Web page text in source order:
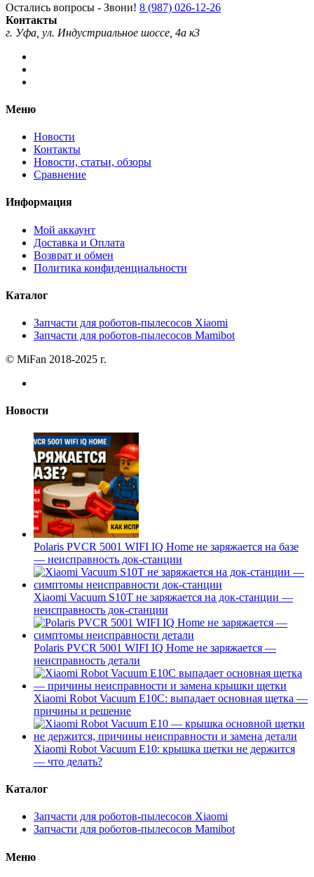
Остались вопросы - Звони! 8 (987) 026-12-26
Контакты
г. Уфа, ул. Индустриальное шоссе, 4а к3
Меню
Новости
Контакты
Новости, статьи, обзоры
Сравнение
Информация
Мой аккаунт
Доставка и Оплата
Возврат и обмен
Политика конфиденциальности
Каталог
Запчасти для роботов-пылесосов Xiaomi
Запчасти для роботов-пылесосов Mamibot
© MiFan 2018-2025 г.
Новости
Polaris PVCR 5001 WIFI IQ Home не заряжается на базе
— неисправность док-станции
Xiaomi Vacuum S10T не заряжается на док-станции —
неисправность док-станции
Polaris PVCR 5001 WIFI IQ Home не заряжается —
неисправность детали
Xiaomi Robot Vacuum E10C: выпадает основная щетка —
причины и решение
Xiaomi Robot Vacuum E10: крышка щетки не держится
— что делать?
Каталог
Запчасти для роботов-пылесосов Xiaomi
Запчасти для роботов-пылесосов Mamibot
Меню